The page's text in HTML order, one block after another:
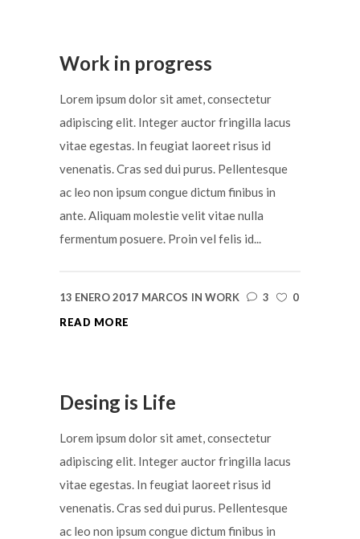
Work in progress
Lorem ipsum dolor sit amet, consectetur
adipiscing elit. Integer auctor fringilla lacus
vitae egestas. In feugiat laoreet risus id
venenatis. Cras sed dui purus. Pellentesque
ac leo non ipsum congue dictum finibus in
ante. Aliquam molestie velit vitae nulla
fermentum posuere. Proin vel felis id...
13 ENERO 2017 MARCOS IN WORK 3
0
READ MORE
Desing is Life
Lorem ipsum dolor sit amet, consectetur
adipiscing elit. Integer auctor fringilla lacus
vitae egestas. In feugiat laoreet risus id
venenatis. Cras sed dui purus. Pellentesque
ac leo non ipsum congue dictum finibus in